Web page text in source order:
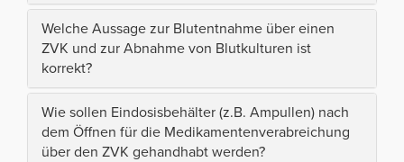
Welche Aussage zur Blutentnahme über einen
ZVK und zur Abnahme von Blutkulturen ist
korrekt?
Wie sollen Eindosisbehälter (z.B. Ampullen) nach
dem Öffnen für die Medikamentenverabreichung
über den ZVK gehandhabt werden?